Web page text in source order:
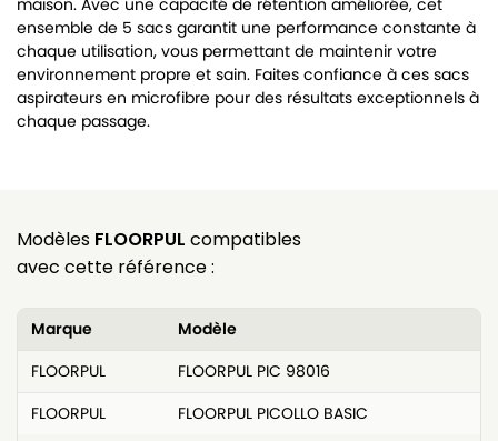
ensemble de 5 sacs garantit une performance constante à
chaque utilisation, vous permettant de maintenir votre
environnement propre et sain. Faites confiance à ces sacs
aspirateurs en microfibre pour des résultats exceptionnels à
chaque passage.
Modèles FLOORPUL compatibles
avec cette référence :
Marque
Modèle
FLOORPUL
FLOORPUL PIC 98016
FLOORPUL
FLOORPUL PICOLLO BASIC